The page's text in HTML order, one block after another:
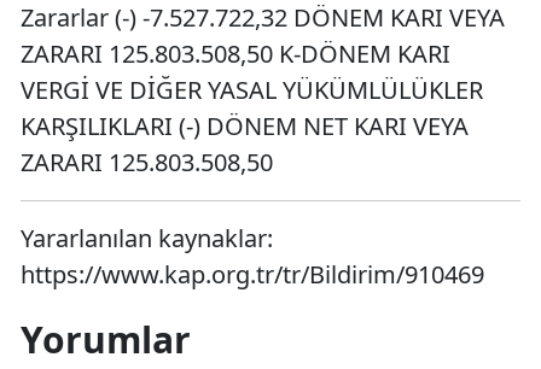
Zararlar (-) -7.527.722,32 DÖNEM KARI VEYA
ZARARI 125.803.508,50 K-DÖNEM KARI
VERGİ VE DİĞER YASAL YÜKÜMLÜLÜKLER
KARŞILIKLARI (-) DÖNEM NET KARI VEYA
ZARARI 125.803.508,50
Yararlanılan kaynaklar:
https://www.kap.org.tr/tr/Bildirim/910469
Yorumlar